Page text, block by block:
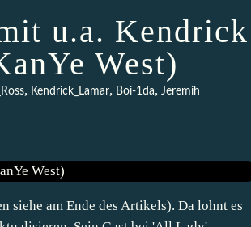
u.a. Kendrick
West)
, Kendrick_Lamar, Boi-1da, Jeremih
siehe am Ende des Artikels). Da lohnt es